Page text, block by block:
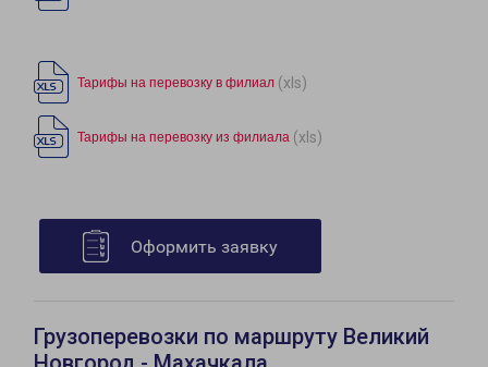
Тарифы на перевозку в филиал (xls)
Тарифы на перевозку из филиала (xls)
Оформить заявку
Грузоперевозки по маршруту Великий